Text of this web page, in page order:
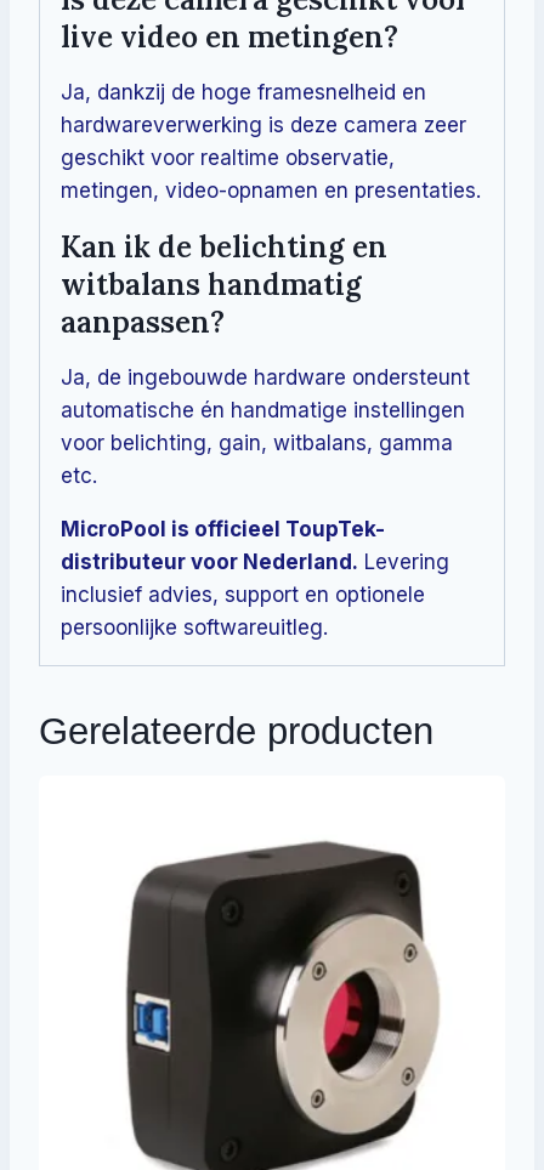
live video en metingen?
Ja, dankzij de hoge framesnelheid en
hardwareverwerking is deze camera zeer
geschikt voor realtime observatie,
metingen, video-opnamen en presentaties.
Kan ik de belichting en
witbalans handmatig
aanpassen?
Ja, de ingebouwde hardware ondersteunt
automatische én handmatige instellingen
voor belichting, gain, witbalans, gamma
etc.
MicroPool is officieel ToupTek-
distributeur voor Nederland. Levering
inclusief advies, support en optionele
persoonlijke softwareuitleg.
Gerelateerde producten